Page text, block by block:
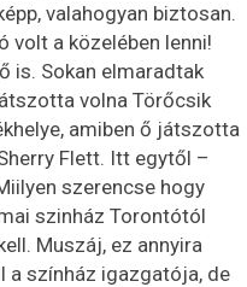
valahogyan biztosan.
volt a közelében lenni!
is. Sokan elmaradtak
volna Törőcsik
amiben ő játszotta
Flett. Itt egytől –
szerencse hogy
szinház Torontótól
Muszáj, ez annyira
a színház igazgatója, de